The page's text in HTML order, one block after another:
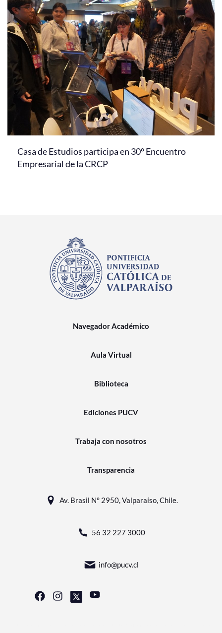
Casa de Estudios participa en 30° Encuentro
Empresarial de la CRCP
Navegador Académico
Aula Virtual
Biblioteca
Ediciones PUCV
Trabaja con nosotros
Transparencia
Av. Brasil N° 2950, Valparaíso, Chile.
56 32 227 3000
info@pucv.cl